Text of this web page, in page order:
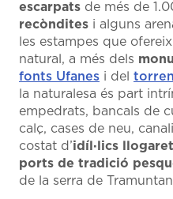
escarpats de més de
recòndites i alguns
les estampes que
natural, a més dels
fonts Ufanes i del
la naturalesa és part
empedrats, bancals de
calç, cases de neu,
costat d’idíl·lics
ports de tradició
de la serra de